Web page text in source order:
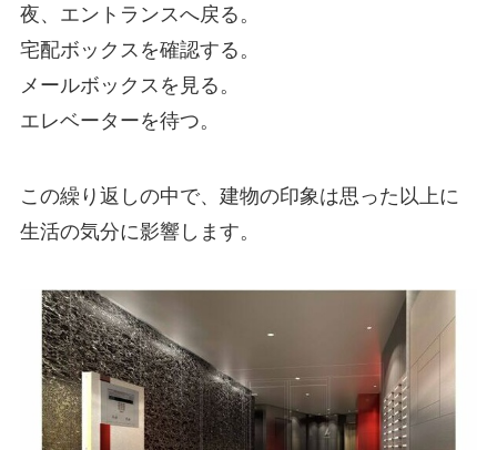
夜、エントランスへ戻る。
宅配ボックスを確認する。
メールボックスを見る。
エレベーターを待つ。
この繰り返しの中で、建物の印象は思った以上に
生活の気分に影響します。